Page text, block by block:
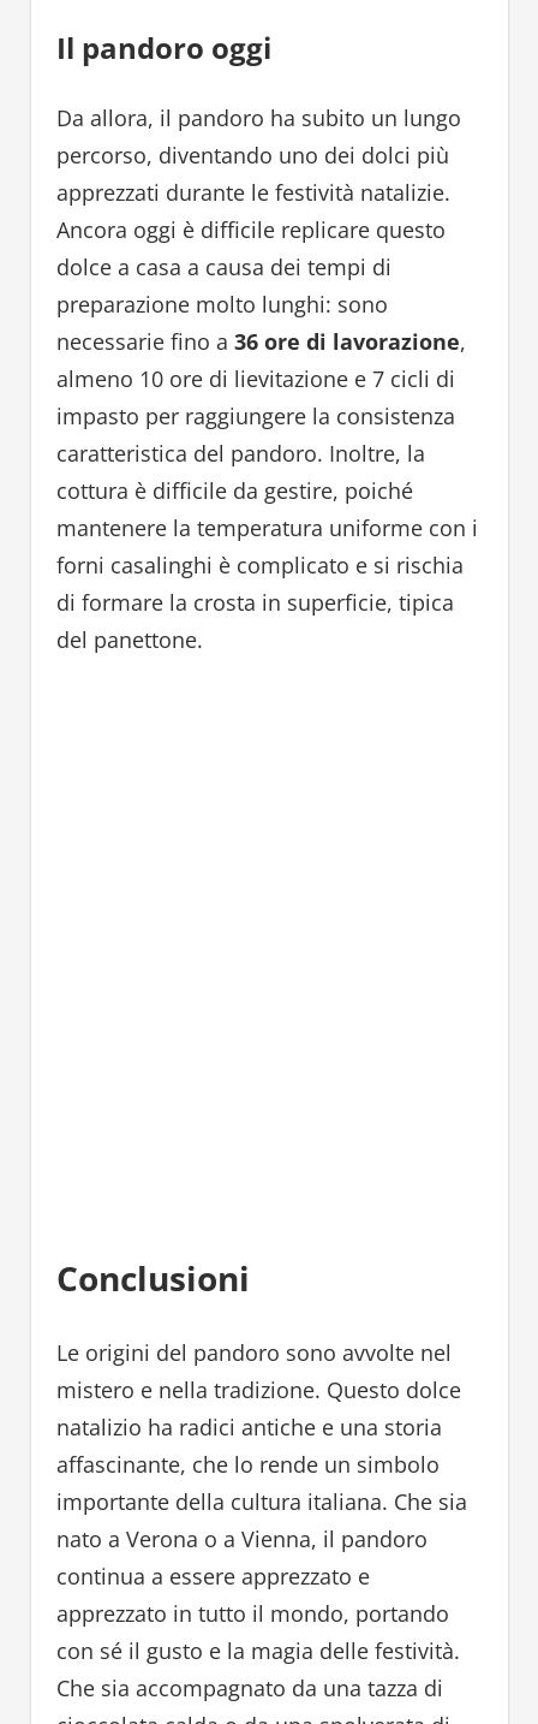
Il pandoro oggi
Da allora, il pandoro ha subito un lungo
percorso, diventando uno dei dolci più
apprezzati durante le festività natalizie.
Ancora oggi è difficile replicare questo
dolce a casa a causa dei tempi di
preparazione molto lunghi: sono
necessarie fino a 36 ore di lavorazione,
almeno 10 ore di lievitazione e 7 cicli di
impasto per raggiungere la consistenza
caratteristica del pandoro. Inoltre, la
cottura è difficile da gestire, poiché
mantenere la temperatura uniforme con i
forni casalinghi è complicato e si rischia
di formare la crosta in superficie, tipica
del panettone.
Conclusioni
Le origini del pandoro sono avvolte nel
mistero e nella tradizione. Questo dolce
natalizio ha radici antiche e una storia
affascinante, che lo rende un simbolo
importante della cultura italiana. Che sia
nato a Verona o a Vienna, il pandoro
continua a essere apprezzato e
apprezzato in tutto il mondo, portando
con sé il gusto e la magia delle festività.
Che sia accompagnato da una tazza di